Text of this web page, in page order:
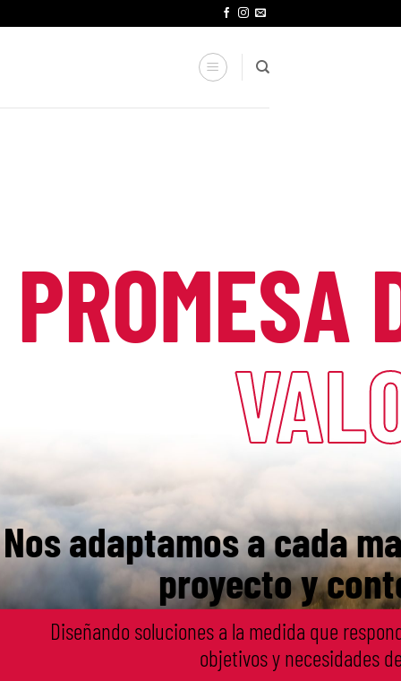
Nos adaptamos a cada
proyecto y
Diseñando soluciones a la medida que
objetivos ynecesidades
PROMESA